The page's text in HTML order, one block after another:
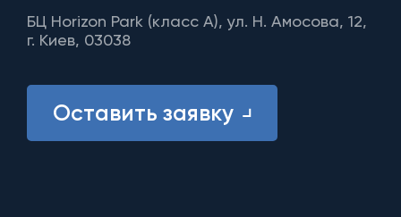
БЦ Horizon Park (класс A), ул. Н. Амосова, 12,
г. Киев, 03038
Оставить заявку